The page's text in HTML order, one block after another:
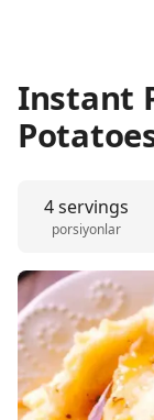
Instant
4 servings
porsiyonlar